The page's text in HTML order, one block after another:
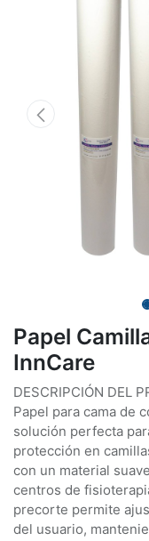
Papel
InnCare
DESCRIPCIÓN DEL
Papel para cama de
solución perfecta
protección en
con un material
centros de
precorte permite
del usuario,